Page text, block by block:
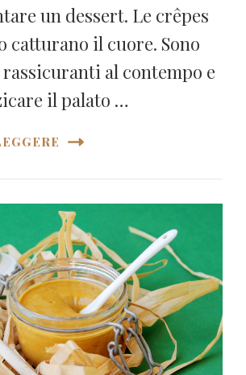
un dessert. Le crêpes
catturano il cuore. Sono
al contempo e
il palato …